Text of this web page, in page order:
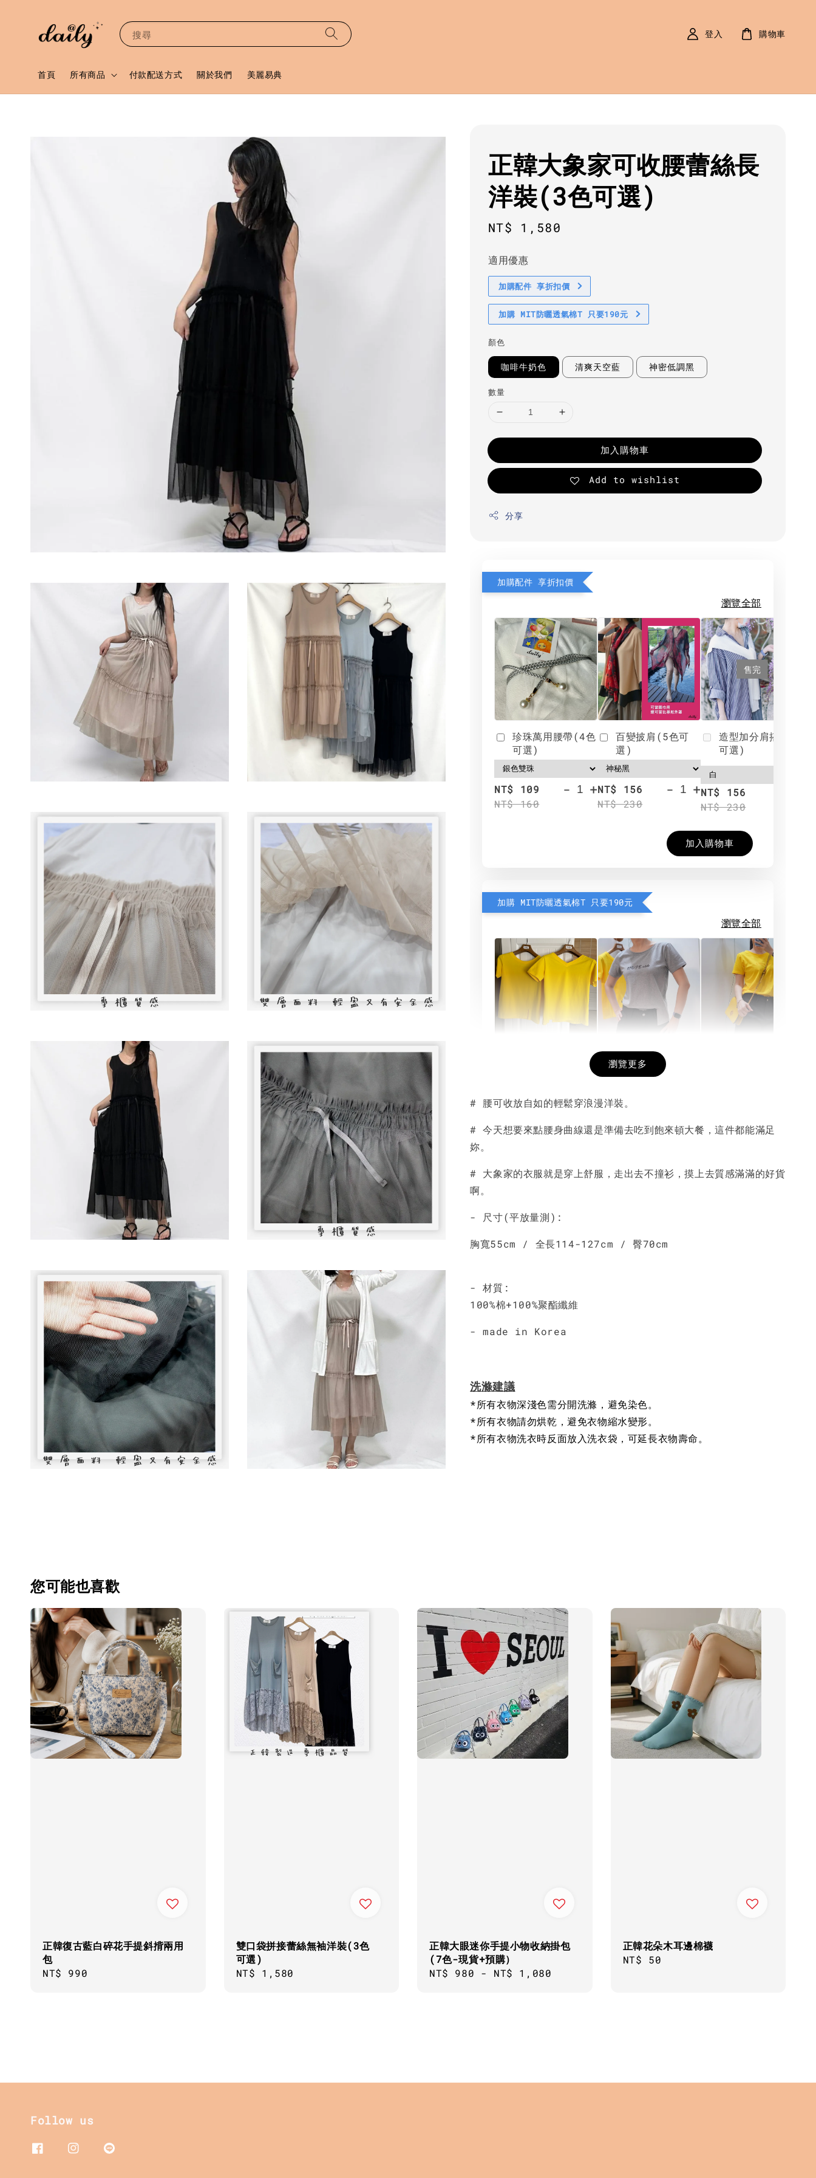
搜尋
首頁 所有商品 付款配送方式 關於我們 美麗易典
登入 購物車
正韓大象家可收腰蕾絲長
洋裝(3色可選)
Regular
NT$ 1,580
適用優惠
加購配件 享折扣價
加購 MIT防曬透氣棉T 只要190元
顏色
咖啡牛奶色 清爽天空藍 神密低調黑
數量
加入購物車
Add to wishlist
分享
加購配件 享折扣價
瀏覽全部
珍珠萬用腰帶(4色
可選)
NT$ 109
NT$ 160
- +
百變披肩(5色可
選)
NT$ 156
NT$ 230
- +
售完
造型加分肩搭(4色
可選)
NT$ 156
NT$ 230
加入購物車
加購 MIT防曬透氣棉T 只要190元
瀏覽全部
NT$ 190
NT$ 450
- +
希望相隨雙面T
NT$ 190
NT$ 450
NT$ 450
瀏覽更多
# 腰可收放自如的輕鬆穿浪漫洋裝。
# 今天想要來點腰身曲線還是準備去吃到飽來頓大餐，這件都能滿足
妳。
# 大象家的衣服就是穿上舒服，走出去不撞衫，摸上去質感滿滿的好貨
啊。
- 尺寸(平放量測):
胸寬55cm / 全長114-127cm / 臀70cm
- 材質:
100%棉+100%聚酯纖維
- made in Korea
洗滌建議
*所有衣物深淺色需分開洗滌，避免染色。
*所有衣物請勿烘乾，避免衣物縮水變形。
*所有衣物洗衣時反面放入洗衣袋，可延長衣物壽命。
您可能也喜歡
正韓復古藍白碎花手提斜揹兩用
包
Regular
NT$ 990
雙口袋拼接蕾絲無袖洋裝(3色
可選)
Regular
NT$ 1,580
正韓大眼迷你手提小物收納掛包
(7色-現貨+預購）
Regular
NT$ 980 - NT$ 1,080
正韓花朵木耳邊棉襪
Regular
NT$ 50
Follow us